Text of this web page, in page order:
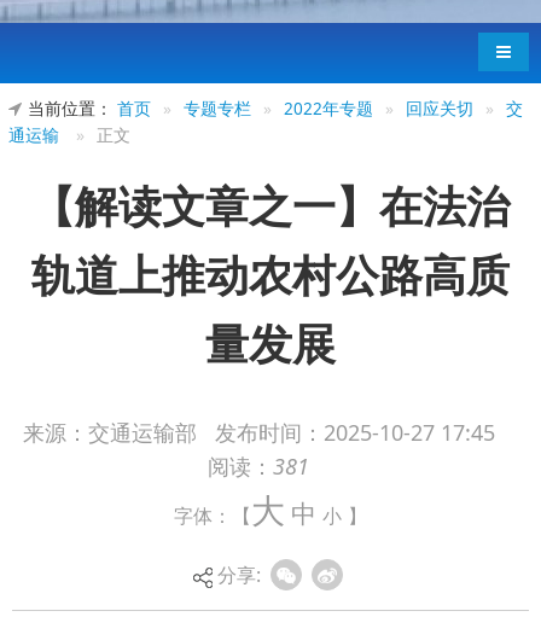
导航
当前位置： 首页 » 专题专栏 » 2022年专题 » 回应关切 » 交
通运输
» 正文
【解读文章之一】在法治
轨道上推动农村公路高质
量发展
来源：交通运输部 发布时间： 2025-10-27 17:45
阅读： 381
字体：【大 中 小 】
分享:
《农村公路条例》（以下简称《条例》）作为
我国农村公路领域的专门行政法规，明确了农村公
重要里程碑，标志着我国农村公路发展迈出新的一